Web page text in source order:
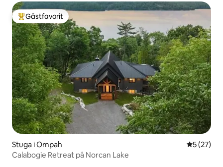
Populär gästfavorit
Gästfavorit
Stuga i Ompah 5 av 5 i
5 (27)
Calabogie Retreat på Norcan Lake